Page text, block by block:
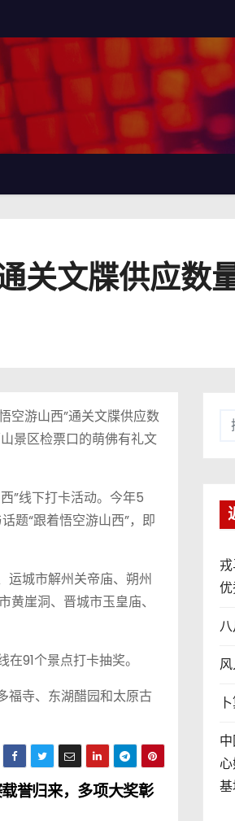
关文牒供应数
空游山西”通关文牒供应数
景区检票口的萌佛有礼文
”线下打卡活动。今年5
题“跟着悟空游山西”，即
运城市解州关帝庙、朔州
崖洞、晋城市玉皇庙、
91个景点打卡抽奖。
福寺、东湖醋园和太原古
誉归来，多项大奖彰